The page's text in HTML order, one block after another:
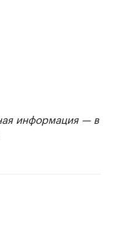
информация — в